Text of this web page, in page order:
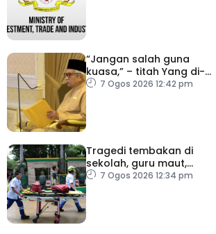
“Jangan salah guna
kuasa,” – titah Yang di-
Pertuan Besar Negeri
7 Ogos 2026 12:42 pm
Tragedi tembakan di
sekolah, guru maut,
pelajar bunuh diri
7 Ogos 2026 12:34 pm